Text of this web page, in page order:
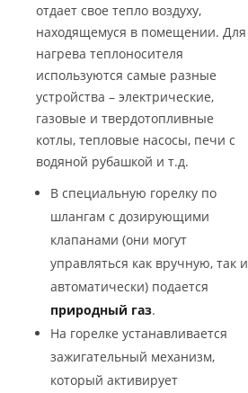
отдает свое тепло воздуху,
находящемуся в помещении. Для
нагрева теплоносителя
используются самые разные
устройства – электрические,
газовые и твердотопливные
котлы, тепловые насосы, печи с
водяной рубашкой и т.д.
В специальную горелку по
шлангам с дозирующими
клапанами (они могут
управляться как вручную, так и
автоматически) подается
природный газ.
На горелке устанавливается
зажигательный механизм,
который активирует